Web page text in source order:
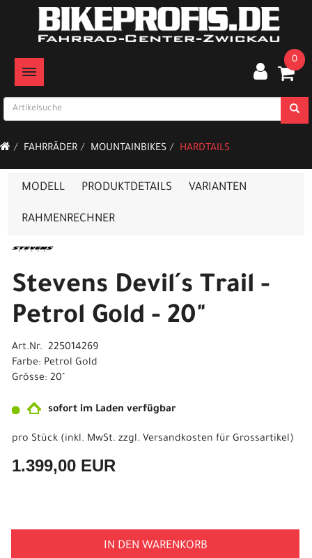
TOGGLE NAVIGATION
0
FAHRRÄDER MOUNTAINBIKES HARDTAILS
MODELL PRODUKTDETAILS VARIANTEN
RAHMENRECHNER
Stevens Devil´s Trail -
Petrol Gold - 20"
Art.Nr. 225014269
Farbe: Petrol Gold
Grösse: 20"
sofort im Laden verfügbar
pro Stück (inkl. MwSt. zzgl. Versandkosten für Grossartikel)
1.399,00 EUR
IN DEN WARENKORB